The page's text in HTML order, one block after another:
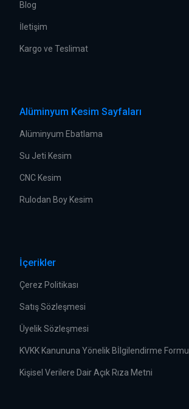
Blog
İletişim
Kargo ve Teslimat
Alüminyum Kesim Sayfaları
Alüminyum Ebatlama
Su Jeti Kesim
CNC Kesim
Rulodan Boy Kesim
İçerikler
Çerez Politikası
Satış Sözleşmesi
Üyelik Sözleşmesi
KVKK Kanununa Yönelik Bİlgilendirme Formu
Kişisel Verilere Dair Açık Rıza Metni